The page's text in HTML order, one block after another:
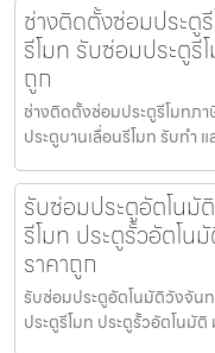
ช่างติดตั้งซ่อมประตู
รีโมท รับซ่อมประตูรี
ถูก
ช่างติดตั้งซ่อมประตูรีโมทภ
ประตูบานเลื่อนรีโมท รับทำ
รับซ่อมประตูอัตโนมั
รีโมท ประตูรั้วอัตโน
ราคาถูก
รับซ่อมประตูอัตโนมัติวังจัน
ประตูรีโมท ประตูรั้วอัตโนมัติ